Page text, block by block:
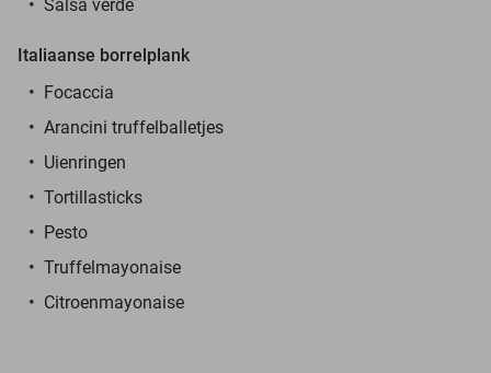
Salsa verde
Italiaanse borrelplank
Focaccia
Arancini truffelballetjes
Uienringen
Tortillasticks
Pesto
Truffelmayonaise
Citroenmayonaise